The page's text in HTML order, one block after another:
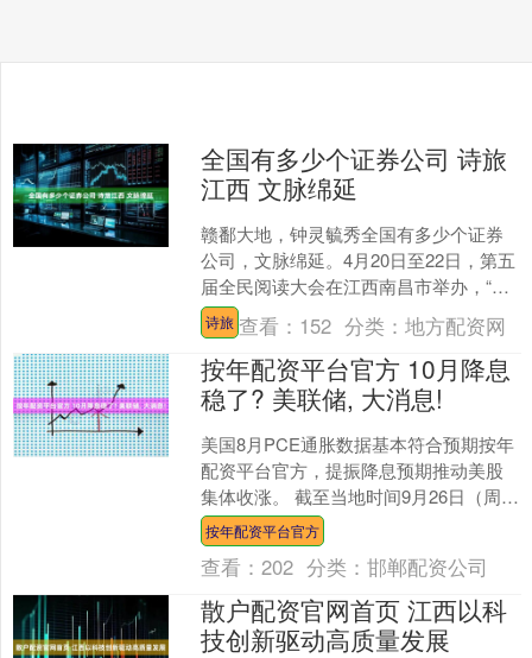
全国有多少个证券公司 诗旅
江西 文脉绵延
赣鄱大地，钟灵毓秀全国有多少个证券
公司，文脉绵延。4月20日至22日，第五
届全民阅读大会在江西南昌市举办，“全
民阅读活动周”同步启动。近年来，江西
以“诗旅江西”....
诗旅 查看： 152 分类：地方配资网
按年配资平台官方 10月降息
稳了? 美联储, 大消息!
美国8月PCE通胀数据基本符合预期按年
配资平台官方，提振降息预期推动美股
集体收涨。 截至当地时间9月26日（周
五）收盘，美国三大股指全线收涨，道
琼斯工业指数涨0....
按年配资平台官方
查看：202 分类：邯郸配资公司
散户配资官网首页 江西以科
技创新驱动高质量发展